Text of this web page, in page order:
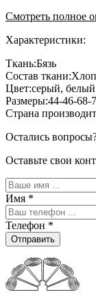
Смотреть полное
Характеристики:
Ткань:Бязь
Состав
Цвет:серый, белый
Размеры:44-46-68-
Страна
Остались
Оставьте свои
Имя *
Телефон *
Отправить